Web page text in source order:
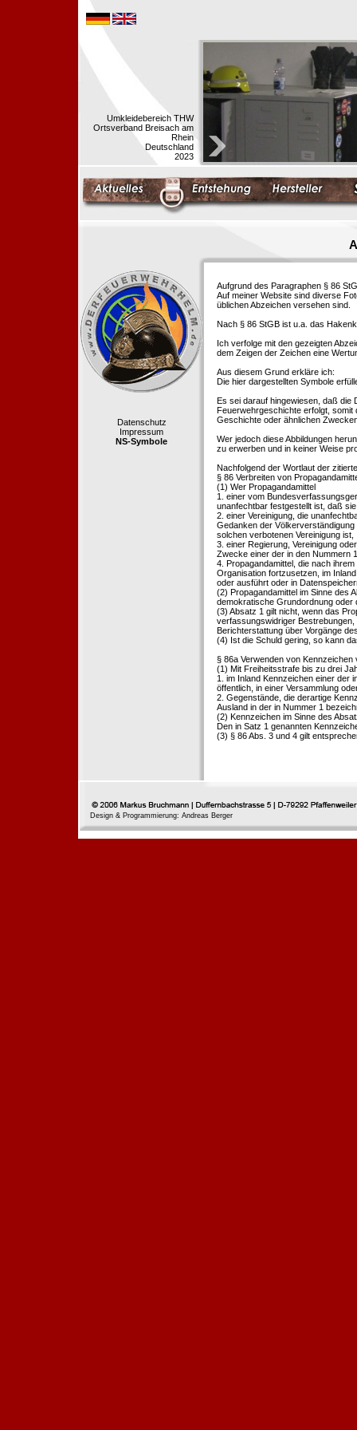
Umkleidebereich THW
Ortsverband Breisach am
Rhein
Deutschland
2023
Datenschutz
Impressum
NS-Symbole
Aufgrund des Paragraphen § 86
Auf meiner Website sind diverse
üblichen Abzeichen versehen sind.
Nach § 86 StGB ist u.a. das
Ich verfolge mit den gezeigten
dem Zeigen der Zeichen eine
Aus diesem Grund erkläre ich:
Die hier dargestellten Symbole
Es sei darauf hingewiesen, daß die
Feuerwehrgeschichte erfolgt,
Geschichte oder ähnlichen
Wer jedoch diese Abbildungen
zu erwerben und in keiner Weise
Nachfolgend der Wortlaut der
§ 86 Verbreiten von
(1) Wer Propagandamittel
1. einer vom
unanfechtbar festgestellt ist, daß
2. einer Vereinigung, die
Gedanken der
solchen verbotenen Vereinigung ist,
3. einer Regierung, Vereinigung
Zwecke einer der in den Nummern
4. Propagandamittel, die nach
Organisation fortzusetzen, im
oder ausführt oder in
(2) Propagandamittel im Sinne des
demokratische Grundordnung oder
(3) Absatz 1 gilt nicht, wenn das
verfassungswidriger
Berichterstattung über Vorgänge
(4) Ist die Schuld gering, so kann
§ 86a Verwenden von
(1) Mit Freiheitsstrafe bis zu drei
1. im Inland Kennzeichen einer der
öffentlich, in einer Versammlung
2. Gegenstände, die derartige
Ausland in der in Nummer 1
(2) Kennzeichen im Sinne des
Den in Satz 1 genannten
(3) § 86 Abs. 3 und 4 gilt
Design & Programmierung: Andreas Berger